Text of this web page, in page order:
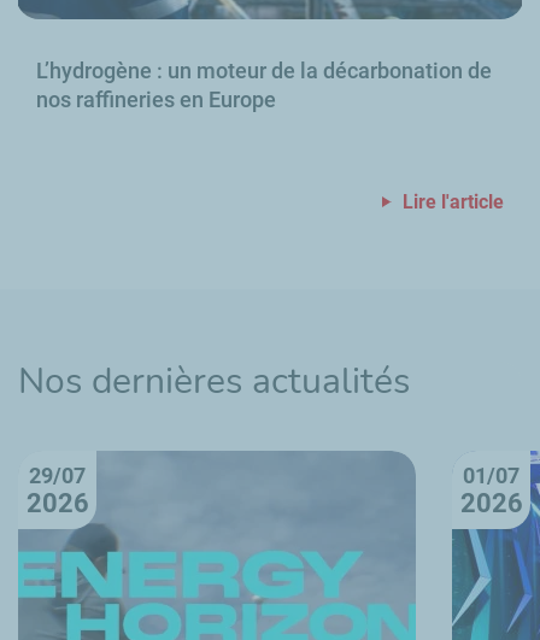
L’hydrogène : un moteur de la décarbonation de
nos raffineries en Europe
Lire l'article
Nos dernières actualités
29/07
2026
01/07
2026